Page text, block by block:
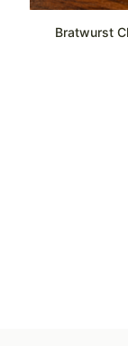
Bratwurst